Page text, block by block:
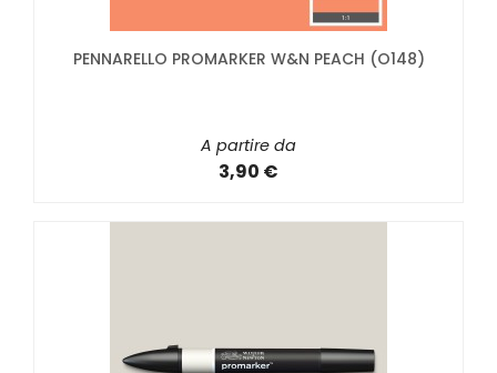
PENNARELLO PROMARKER W&N PEACH (O148)
A partire da
3,90 €